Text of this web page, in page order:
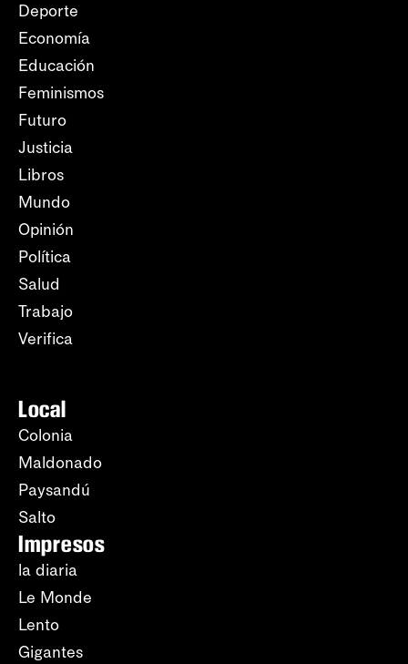
Deporte
Economía
Educación
Feminismos
Futuro
Justicia
Libros
Mundo
Opinión
Política
Salud
Trabajo
Verifica
Local
Colonia
Maldonado
Paysandú
Salto
Impresos
la diaria
Le Monde
Lento
Gigantes